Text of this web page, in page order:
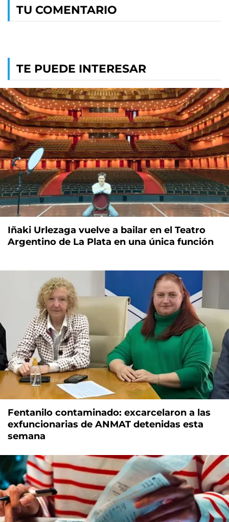
TU COMENTARIO
TE PUEDE INTERESAR
Iñaki Urlezaga vuelve a bailar en el Teatro
Argentino de La Plata en una única función
Fentanilo contaminado: excarcelaron a las
exfuncionarias de ANMAT detenidas esta
semana